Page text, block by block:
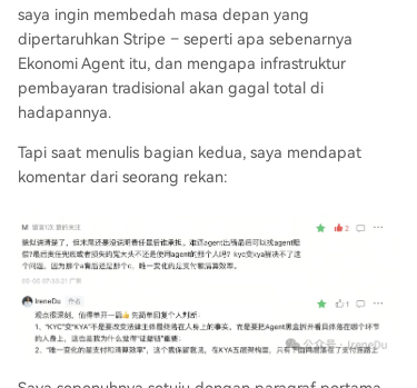
saya ingin membedah masa depan yang
dipertaruhkan Stripe – seperti apa sebenarnya
Ekonomi Agent itu, dan mengapa infrastruktur
pembayaran tradisional akan gagal total di
hadapannya.
Tapi saat menulis bagian kedua, saya mendapat
komentar dari seorang rekan: